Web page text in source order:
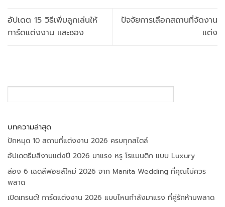
อัปเดต 15 วิธีเพิ่มลูกเล่นให้
การ์ดแต่งงาน และซอง
ปัจจัยการเลือกสถานที่จัดงาน
แต่ง
บทความล่าสุด
ปักหมุด 10 สถานที่แต่งงาน 2026 ครบทุกสไตล์
อัปเดตธีมสีงานแต่งปี 2026 มาแรง หรู โรแมนติก แบบ Luxury
ส่อง 6 เฉดสีฟอยล์ใหม่ 2026 จาก Manita Wedding ที่คุณไม่ควร
พลาด
เปิดเทรนด์! การ์ดแต่งงาน 2026 แบบไหนกำลังมาแรง ที่คู่รักห้ามพลาด